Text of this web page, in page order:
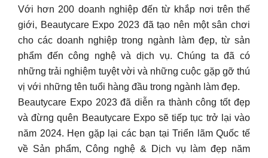
Với hơn 200 doanh nghiệp đến từ khắp nơi trên thế
giới, Beautycare Expo 2023 đã tạo nên một sân chơi
cho các doanh nghiệp trong ngành làm đẹp, từ sản
phẩm đến công nghệ và dịch vụ. Chúng ta đã có
những trải nghiệm tuyệt vời và những cuộc gặp gỡ thú
vị với những tên tuổi hàng đầu trong ngành làm đẹp.
Beautycare Expo 2023 đã diễn ra thành công tốt đẹp
và đừng quên Beautycare Expo sẽ tiếp tục trở lại vào
năm 2024. Hẹn gặp lại các bạn tại Triển lãm Quốc tế
về Sản phẩm, Công nghệ & Dịch vụ làm đẹp năm